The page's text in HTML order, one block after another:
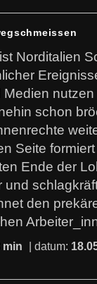
Norditalien
Medien
schon
Seite
Ende der
und
den
min | datum: